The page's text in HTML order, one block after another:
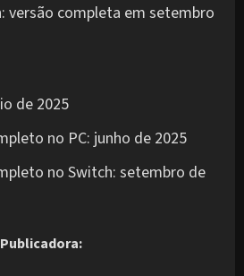
versão completa em setembro
de 2025
no PC: junho de 2025
no Switch: setembro de